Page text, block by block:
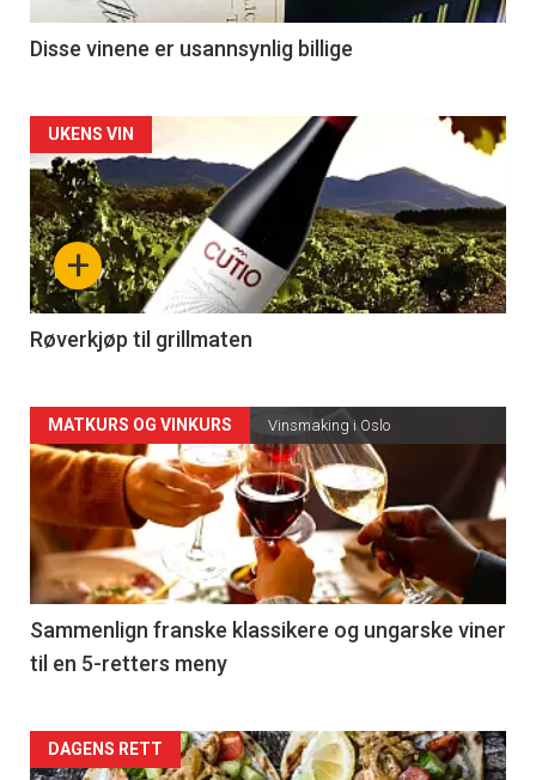
3
Disse vinene er usannsynlig billige
Forsiden
akkurat
nå
-
4
+
UKENS VIN
Røverkjøp til grillmaten
Forsiden
akkurat
nå
-
5
MATKURS OG VINKURS Vinsmaking i Oslo
Sammenlign franske klassikere og ungarske viner
til en 5-retters meny
Forsiden
DAGENS RETT